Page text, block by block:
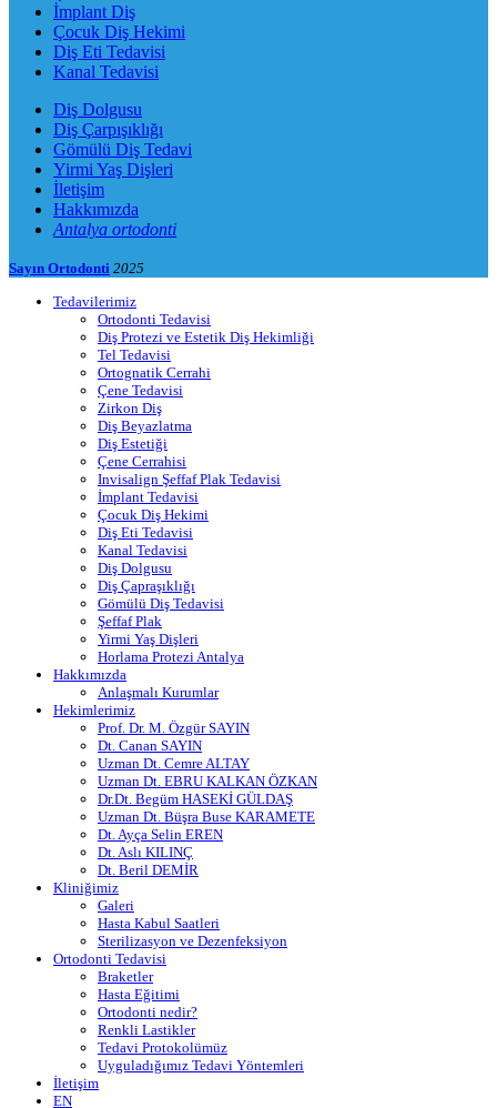
İmplant Diş
Çocuk Diş Hekimi
Diş Eti Tedavisi
Kanal Tedavisi
Diş Dolgusu
Diş Çarpışıklığı
Gömülü Diş Tedavi
Yirmi Yaş Dişleri
İletişim
Hakkımızda
Antalya ortodonti
Sayın Ortodonti 2025
Tedavilerimiz
Ortodonti Tedavisi
Diş Protezi ve Estetik Diş Hekimliği
Tel Tedavisi
Ortognatik Cerrahi
Çene Tedavisi
Zirkon Diş
Diş Beyazlatma
Diş Estetiği
Çene Cerrahisi
Invisalign Şeffaf Plak Tedavisi
İmplant Tedavisi
Çocuk Diş Hekimi
Diş Eti Tedavisi
Kanal Tedavisi
Diş Dolgusu
Diş Çapraşıklığı
Gömülü Diş Tedavisi
Şeffaf Plak
Yirmi Yaş Dişleri
Horlama Protezi Antalya
Hakkımızda
Anlaşmalı Kurumlar
Hekimlerimiz
Prof. Dr. M. Özgür SAYIN
Dt. Canan SAYIN
Uzman Dt. Cemre ALTAY
Uzman Dt. EBRU KALKAN ÖZKAN
Dr.Dt. Begüm HASEKİ GÜLDAŞ
Uzman Dt. Büşra Buse KARAMETE
Dt. Ayça Selin EREN
Dt. Aslı KILINÇ
Dt. Beril DEMİR
Kliniğimiz
Galeri
Hasta Kabul Saatleri
Sterilizasyon ve Dezenfeksiyon
Ortodonti Tedavisi
Braketler
Hasta Eğitimi
Ortodonti nedir?
Renkli Lastikler
Tedavi Protokolümüz
Uyguladığımız Tedavi Yöntemleri
İletişim
EN